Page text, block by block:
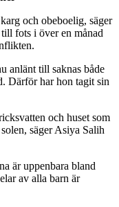
och obeboelig, säger
fots i över en månad
anlänt till saknas både
Därför har hon tagit sin
och huset som
säger Asiya Salih
är uppenbara bland
av alla barn är